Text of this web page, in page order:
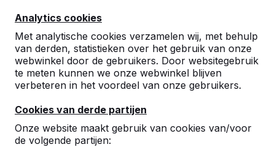
Analytics cookies
Met analytische cookies verzamelen wij, met behulp
van derden, statistieken over het gebruik van onze
webwinkel door de gebruikers. Door websitegebruik
te meten kunnen we onze webwinkel blijven
verbeteren in het voordeel van onze gebruikers.
Cookies van derde partijen
Onze website maakt gebruik van cookies van/voor
de volgende partijen:
De leerlingen vinden het erg leuk om tijdens
de pauze of tussenuur te kunnen
pingpongen. Er wordt ook veel gebruik van
gemaakt.
M. Hoezen
19-07-2016